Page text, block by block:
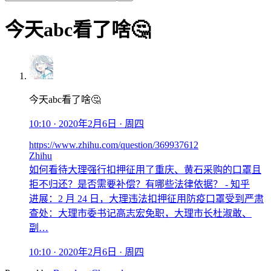
今天abc看了啥🤔
今天abc看了啥🤔
10:10 · 2020年2月6日 · 周四
https://www.zhihu.com/question/369937612
Zhihu
如何看待大理强行扣押征用了重庆、黄石采购的口罩且
拒不归还？是否需要补偿？有哪些法律依据？ - 知乎
进展：2 月 24 日，大理违法扣押征用防疫口罩受到严肃
查处：大理市委书记高志宏免职，大理市长杜淑敢、
副…
10:10 · 2020年2月6日 · 周四